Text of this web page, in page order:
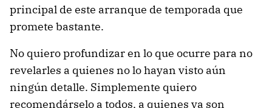
principal de este arranque de temporada que
promete bastante.
No quiero profundizar en lo que ocurre para no
revelarles a quienes no lo hayan visto aún
ningún detalle. Simplemente quiero
recomendárselo a todos, a quienes ya son